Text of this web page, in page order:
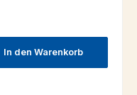
In den Warenkorb